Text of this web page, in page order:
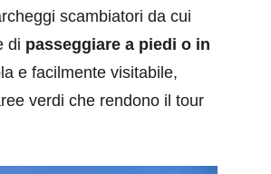
scambiatori da cui
di passeggiare a piedi o in
e facilmente visitabile,
verdi che rendono il tour